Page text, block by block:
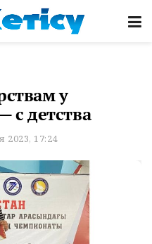
у
с детства
2023, 17:24